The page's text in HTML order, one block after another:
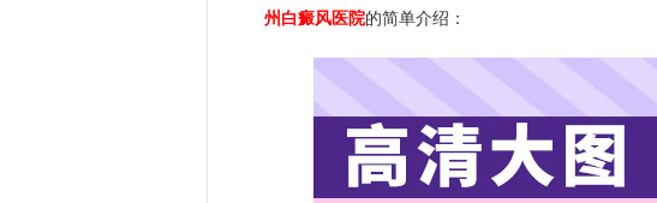
州白癜风医院的简单介绍：